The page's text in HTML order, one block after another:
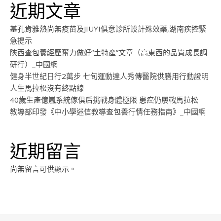
近期文章
基孔肯雅熱尚無疫苗及JIUYI俱意診所設計殊效藥,湖南疾控緊
急提示
陜西查包養經歷奮力做好“土特產”文章（高東西的品質成長調
研行）_中國網
健身半世紀日行2萬步 七旬運動達人秀傳醫院供膳用行動證明
人生馬拉松沒有終點線
40歲生產億嵐系統傢俱后挑戰身體極限 患癌仍屢戰馬拉松
教導部印發《中小學迷信教導查包養行情任務指南》_中國網
近期留言
尚無留言可供顯示。